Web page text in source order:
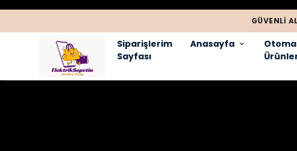
GÜVENLI
Siparişlerim
Sayfası
Anasayfa